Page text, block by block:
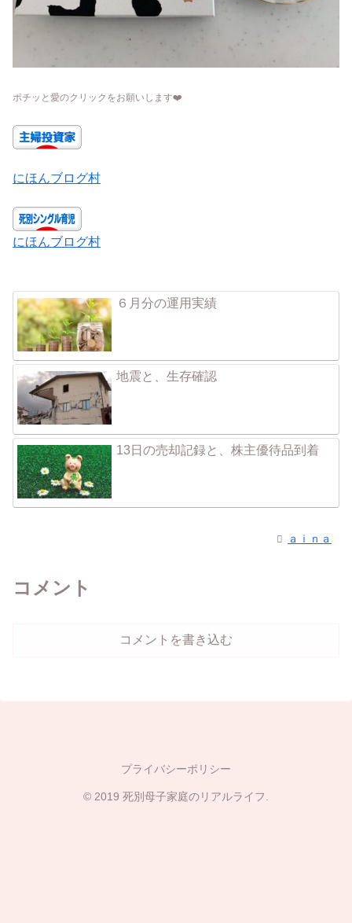
ポチッと愛のクリックをお願いします❤️
にほんブログ村
にほんブログ村
６月分の運用実績
地震と、生存確認
13日の売却記録と、株主優待品到着
ａｉｎａ
コメント
コメントを書き込む
プライバシーポリシー
© 2019 死別母子家庭のリアルライフ.